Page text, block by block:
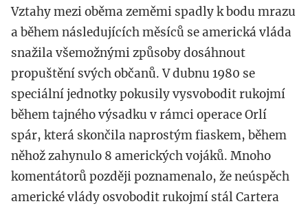
Vztahy mezi oběma zeměmi spadly k bodu mrazu
a během následujících měsíců se americká vláda
snažila všemožnými způsoby dosáhnout
propuštění svých občanů. V dubnu 1980 se
speciální jednotky pokusily vysvobodit rukojmí
během tajného výsadku v rámci operace Orlí
spár, která skončila naprostým fiaskem, během
něhož zahynulo 8 amerických vojáků. Mnoho
komentátorů později poznamenalo, že neúspěch
americké vlády osvobodit rukojmí stál Cartera